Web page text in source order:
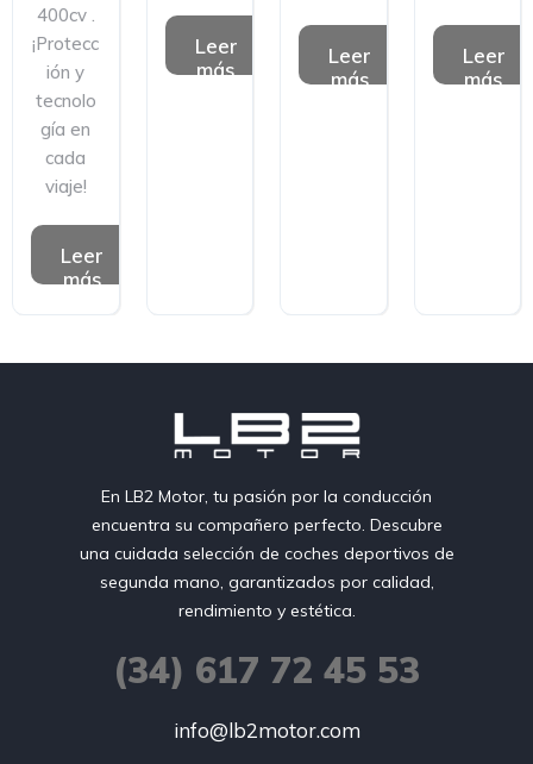
400cv .
¡Protecc
ión y
tecnolo
gía en
cada
viaje!
Leer
más
Leer
más
Leer
más
Leer
más
En LB2 Motor, tu pasión por la conducción
encuentra su compañero perfecto. Descubre
una cuidada selección de coches deportivos de
segunda mano, garantizados por calidad,
rendimiento y estética.
(34) 617 72 45 53
info@lb2motor.com